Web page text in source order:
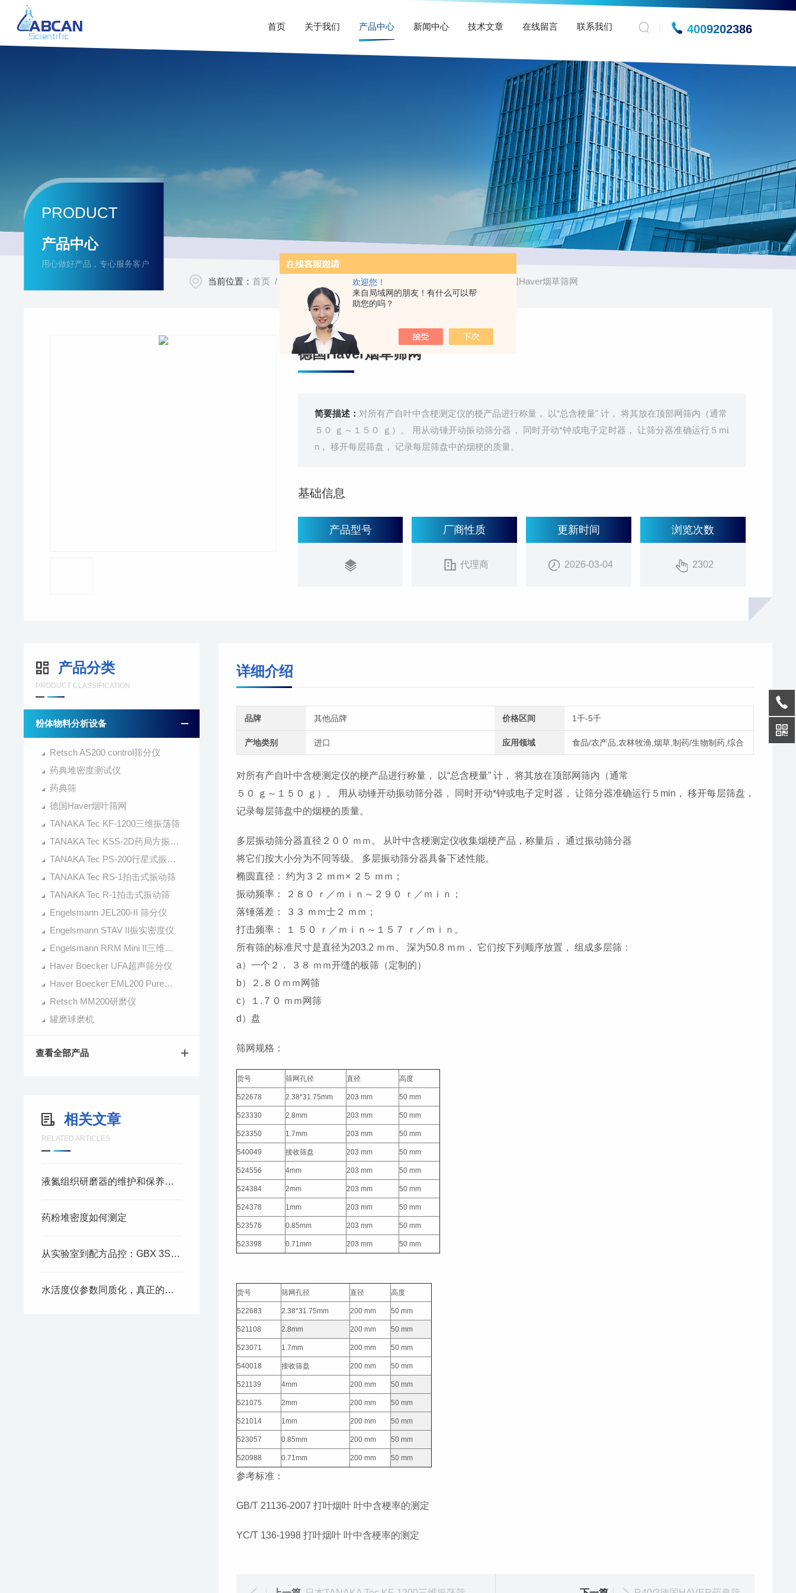
欢迎您！
来自局域网的朋友！有什么可以帮
助您的吗？
4009202386
首页 关于我们 产品中心 新闻中心 技术文章 在线留言 联系我们
PRODUCT
产品中心
用心做好产品，专心服务客户
当前位置：首页 / 粉体物料分析设备 / 德国Haver烟草筛网
德国Haver烟草筛网
简要描述： 对所有产自叶中含梗测定仪的梗产品进行称量， 以“总含梗量" 计， 将其放在顶部网筛内（通常
５０ ｇ～１５０ ｇ）。 用从动锤开动振动筛分器， 同时开动*钟或电子定时器， 让筛分器准确运行５mi
n， 移开每层筛盘， 记录每层筛盘中的烟梗的质量。
基础信息
产品型号 厂商性质
代理商
更新时间
2026-03-04
浏览次数
2302
产品分类
PRODUCT CLASSIFICATION
粉体物料分析设备
Retsch AS200 control筛分仪
药典堆密度测试仪
药典筛
德国Haver烟叶筛网
TANAKA Tec KF-1200三维振荡筛
TANAKA Tec KSS-2D药局方振荡筛
TANAKA Tec PS-200行星式振动筛
TANAKA Tec RS-1拍击式振动筛
TANAKA Tec R-1拍击式振动筛
Engelsmann JEL200-II 筛分仪
Engelsmann STAV II振实密度仪
Engelsmann RRM Mini II三维混合机
Haver Boecker UFA超声筛分仪
Haver Boecker EML200 Pure筛分仪
Retsch MM200研磨仪
罐磨球磨机
查看全部产品
相关文章
RELATED ARTICLES
液氮组织研磨器的维护和保养方法
药粉堆密度如何测定
从实验室到配方品控：GBX 3S表面张力仪在表面活性体系中的全场景应用
水活度仪参数同质化，真正的选型差异在哪里
详细介绍
品牌 其他品牌 价格区间 1千-5千
产地类别 进口 应用领域 食品/农产品,农林牧渔,烟草,制药/生物制药,综合
对所有产自叶中含梗测定仪的梗产品进行称量， 以“总含梗量” 计， 将其放在顶部网筛内（通常
５０ ｇ～１５０ ｇ）。 用从动锤开动振动筛分器， 同时开动*钟或电子定时器， 让筛分器准确运行５min， 移开每层筛盘，
记录每层筛盘中的烟梗的质量。
多层振动筛分器直径２００ ｍｍ。 从叶中含梗测定仪收集烟梗产品，称量后， 通过振动筛分器
将它们按大小分为不同等级。 多层振动筛分器具备下述性能。
椭圆直径： 约为３２ ｍｍ× ２５ ｍｍ；
振动频率： ２８０ ｒ／ｍｉｎ～２９０ ｒ／ｍｉｎ；
落锤落差： ３３ ｍｍ士２ ｍｍ；
打击频率： １ ５０ ｒ／ｍｉｎ～１５７ ｒ／ｍｉｎ。
所有筛的标准尺寸是直径为203.2 ｍｍ、 深为50.8 ｍｍ， 它们按下列顺序放置， 组成多层筛：
a）一个２． ３８ ｍｍ开缝的板筛（定制的）
b）２.８０ｍｍ网筛
c）１.７０ ｍｍ网筛
d）盘
筛网规格：
货号 筛网孔径 直径 高度
522678 2.38*31.75mm 203 mm 50 mm
523330 2.8mm 203 mm 50 mm
523350 1.7mm 203 mm 50 mm
540049 接收筛盘 203 mm 50 mm
524556 4mm 203 mm 50 mm
524384 2mm 203 mm 50 mm
524378 1mm 203 mm 50 mm
523576 0.85mm 203 mm 50 mm
523398 0.71mm 203 mm 50 mm
货号 筛网孔径 直径 高度
522683 2.38*31.75mm 200 mm 50 mm
521108 2.8mm 200 mm 50 mm
523071 1.7mm 200 mm 50 mm
540018 接收筛盘 200 mm 50 mm
521139 4mm 200 mm 50 mm
521075 2mm 200 mm 50 mm
521014 1mm 200 mm 50 mm
523057 0.85mm 200 mm 50 mm
520988 0.71mm 200 mm 50 mm
参考标准：
GB/T 21136-2007 打叶烟叶 叶中含梗率的测定
YC/T 136-1998 打叶烟叶 叶中含梗率的测定